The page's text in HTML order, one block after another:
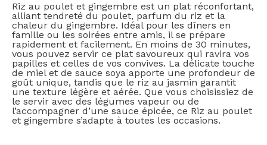
Riz au poulet et gingembre est un plat réconfortant,
alliant tendreté du poulet, parfum du riz et la
chaleur du gingembre. Idéal pour les dîners en
famille ou les soirées entre amis, il se prépare
rapidement et facilement. En moins de 30 minutes,
vous pouvez servir ce plat savoureux qui ravira vos
papilles et celles de vos convives. La délicate touche
de miel et de sauce soya apporte une profondeur de
goût unique, tandis que le riz au jasmin garantit
une texture légère et aérée. Que vous choisissiez de
le servir avec des légumes vapeur ou de
l’accompagner d’une sauce épicée, ce Riz au poulet
et gingembre s’adapte à toutes les occasions.